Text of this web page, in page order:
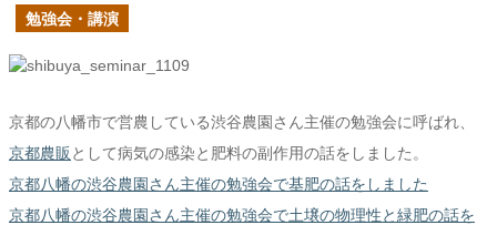
勉強会・講演
京都の八幡市で営農している渋谷農園さん主催の勉強会に呼ばれ、
京都農販 として病気の感染と肥料の副作用の話をしました。
京都八幡の渋谷農園さん主催の勉強会で基肥の話をしました
京都八幡の渋谷農園さん主催の勉強会で土壌の物理性と緑肥の話を